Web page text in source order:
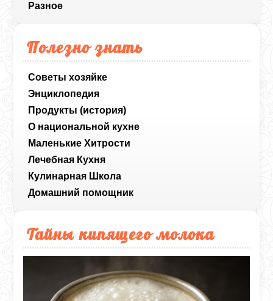
Разное
Полезно знать
Советы хозяйке
Энциклопедия
Продукты (история)
О национальной кухне
Маленькие Хитрости
Лечебная Кухня
Кулинарная Школа
Домашний помощник
Тайны кипящего молока